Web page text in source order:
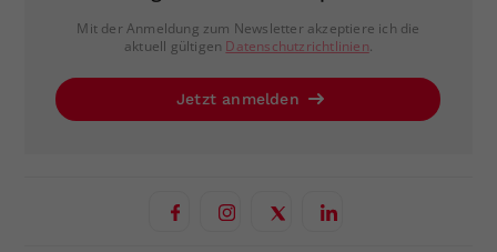
Mit der Anmeldung zum Newsletter akzeptiere ich die
aktuell gültigen Datenschutzrichtlinien.
Jetzt anmelden